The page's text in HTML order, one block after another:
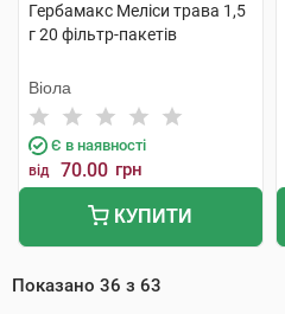
Гербамакс Меліси трава 1,5
г 20 фільтр-пакетів
Віола
Є в наявності
від 70.00 грн
КУПИТИ
Показано 36 з 63